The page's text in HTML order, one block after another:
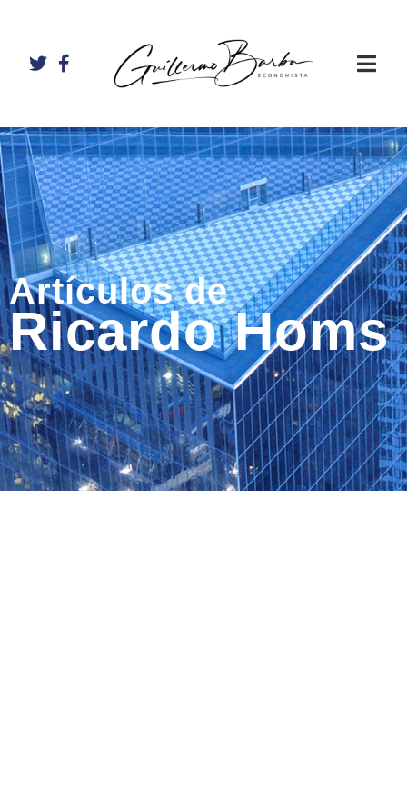
Artículos de
Ricardo Homs